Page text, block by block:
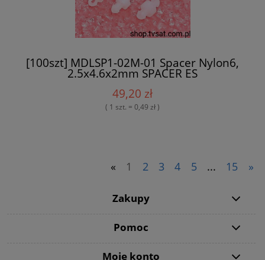
[100szt] MDLSP1-02M-01 Spacer Nylon6,
2.5x4.6x2mm SPACER ES
49,20 zł
( 1 szt. = 0,49 zł )
« 1 2 3 4 5 ... 15 »
Zakupy
Pomoc
Moje konto